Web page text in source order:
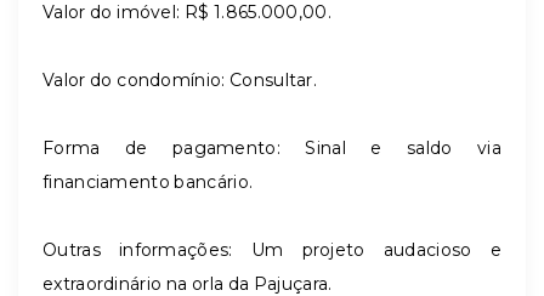
Valor do imóvel: R$ 1.865.000,00.
Valor do condomínio: Consultar.
Forma de pagamento: Sinal e saldo via
financiamento bancário.
Outras informações: Um projeto audacioso e
extraordinário na orla da Pajuçara.